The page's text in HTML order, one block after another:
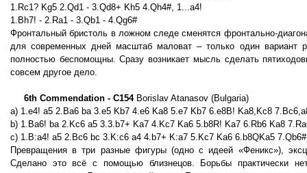
1.Rc1? Kg5 2.Qd1 - 3.Qd8+ Kh5 4.Qh4#, 1...a4!
1.Bh7! - 2.Ra1 - 3.Qb1 - 4.Qg6#
Фронтальный бристоль в ложном следе сменятся фронтально-
для современных дней масштаб маловат – только один вариант
полностью беспомощны. Сразу возникает мысль сделать
совсем другое дело.
6th Commendation - C154Borislav Atanasov (Bulgaria)
a) 1.e4! a5 2.Ba6 ba 3.e5 Kb7 4.e6 Ka8 5.е7 Kb7 6.e8B! Ka8,Kc8
b) 1.Ba6! ba 2.Kc6 a5 3.3.b7+ Ka7 4.Kc7 Ka6 5.b8R! Ka7 6.Rb6 Ka8
c) 1.B:a4! a5 2.Bc6 bc 3.K:c6 a4 4.b7+ K:a7 5.Kc7 Ka6 6.b8QKa5
Превращения в три разные фигуры (одно с идеей «Феникс»),
Сделано это всё с помощью близнецов. Борьбы практически